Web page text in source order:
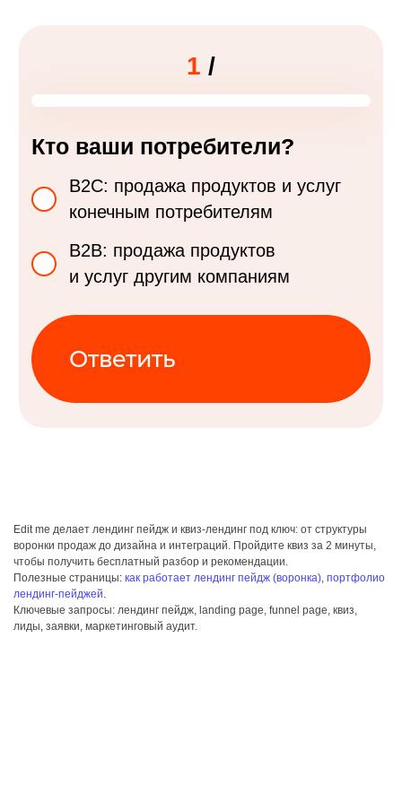
Квиз-лендинг:
1 /
Кто ваши потребители?
B2C: продажа продуктов и услуг
конечным потребителям
B2B: продажа продуктов
и услуг другим компаниям
Ответить
Edit me делает лендинг пейдж и квиз-лендинг под ключ: от структуры
воронки продаж до дизайна и интеграций. Пройдите квиз за 2 минуты,
чтобы получить бесплатный разбор и рекомендации.
Полезные страницы: как работает лендинг пейдж (воронка), портфолио
лендинг‑пейджей.
Ключевые запросы: лендинг пейдж, landing page, funnel page, квиз,
лиды, заявки, маркетинговый аудит.